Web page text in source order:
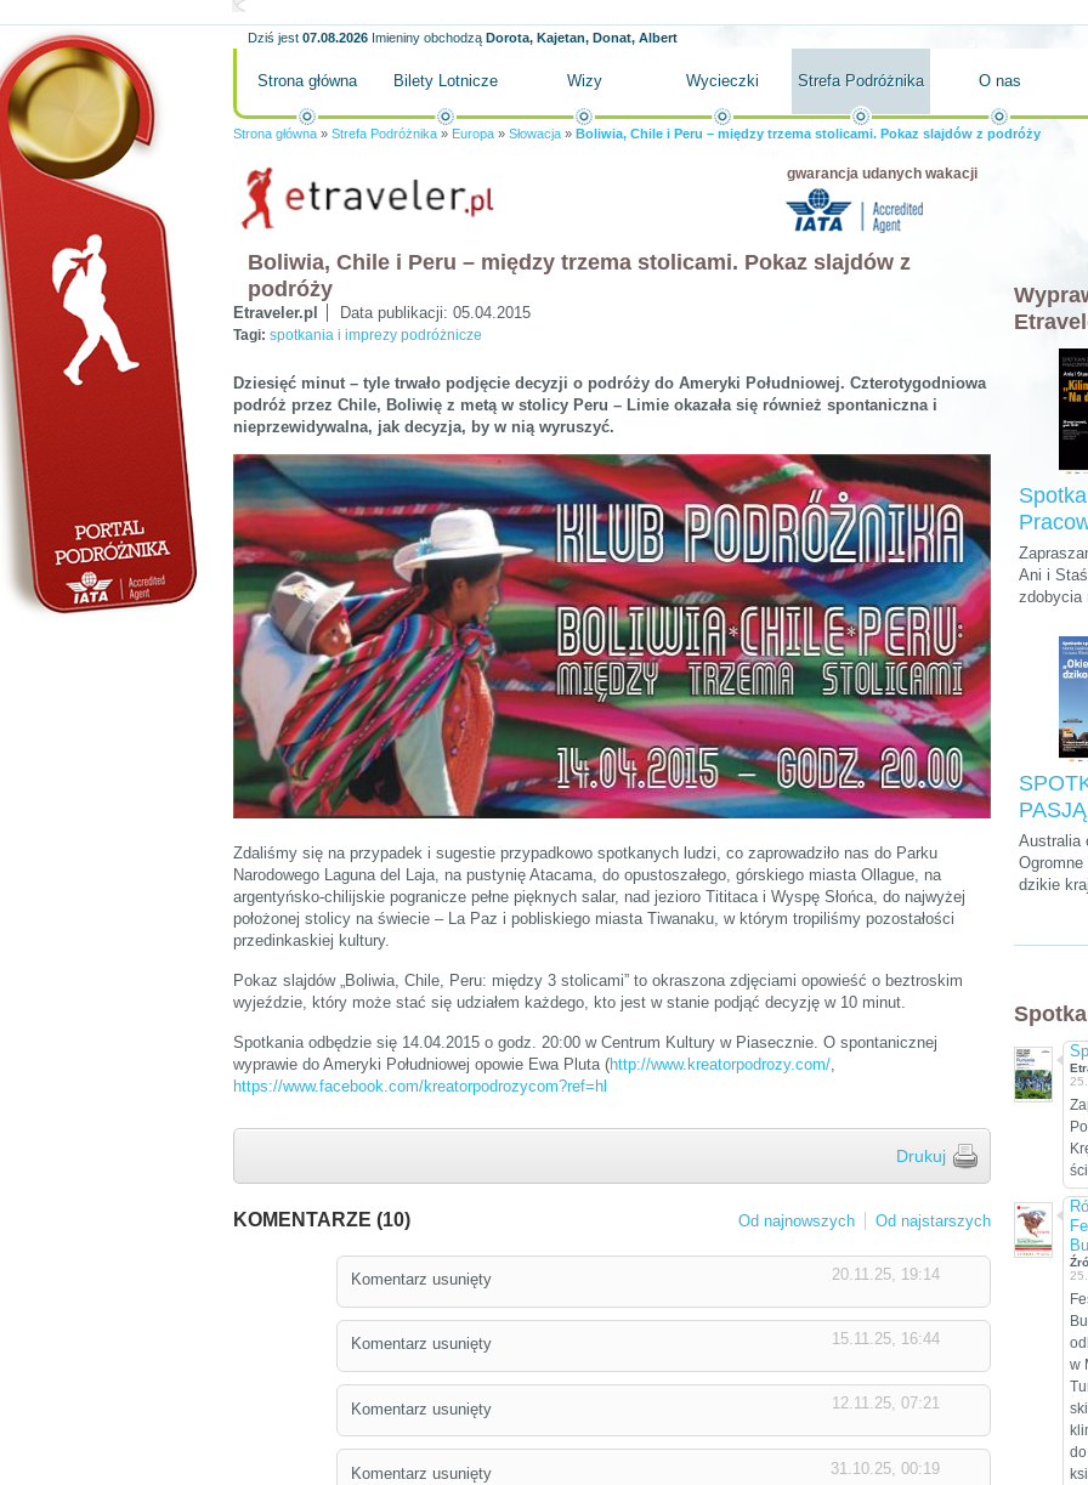
Dziś jest 07.08.2026 Imieniny obchodzą Dorota, Kajetan, Donat, Albert
Strona główna Bilety Lotnicze Wizy Wycieczki Strefa Podróżnika O nas
Strona główna » Strefa Podróżnika » Europa » Słowacja » Boliwia, Chile i Peru – między trzema stolicami. Pokaz slajdów z podróży
gwarancja udanych wakacji
Boliwia, Chile i Peru – między trzema stolicami. Pokaz slajdów z
podróży
Etraveler.pl Data publikacji: 05.04.2015
Tagi: spotkania i imprezy podróżnicze
Dziesięć minut – tyle trwało podjęcie decyzji o podróży do Ameryki Południowej. Czterotygodniowa
podróż przez Chile, Boliwię z metą w stolicy Peru – Limie okazała się również spontaniczna i
nieprzewidywalna, jak decyzja, by w nią wyruszyć.
Zdaliśmy się na przypadek i sugestie przypadkowo spotkanych ludzi, co zaprowadziło nas do Parku
Narodowego Laguna del Laja, na pustynię Atacama, do opustoszałego, górskiego miasta Ollague, na
argentyńsko-chilijskie pogranicze pełne pięknych salar, nad jezioro Tititaca i Wyspę Słońca, do najwyżej
położonej stolicy na świecie – La Paz i pobliskiego miasta Tiwanaku, w którym tropiliśmy pozostałości
przedinkaskiej kultury.
Pokaz slajdów „Boliwia, Chile, Peru: między 3 stolicami” to okraszona zdjęciami opowieść o beztroskim
wyjeździe, który może stać się udziałem każdego, kto jest w stanie podjąć decyzję w 10 minut.
Spotkania odbędzie się 14.04.2015 o godz. 20:00 w Centrum Kultury w Piasecznie. O spontanicznej
wyprawie do Ameryki Południowej opowie Ewa Pluta (http://www.kreatorpodrozy.com/
https://www.facebook.com/kreatorpodrozycom?ref=hl
Drukuj
KOMENTARZE (10) Od najnowszych Od najstarszych
20.11.25, 19:14
Komentarz usunięty
15.11.25, 16:44
Komentarz usunięty
12.11.25, 07:21
Komentarz usunięty
31.10.25, 00:19
Komentarz usunięty
Ani i
zdobycia
parkach
na
Australia
dzikie
które
tylko
świecie.
w